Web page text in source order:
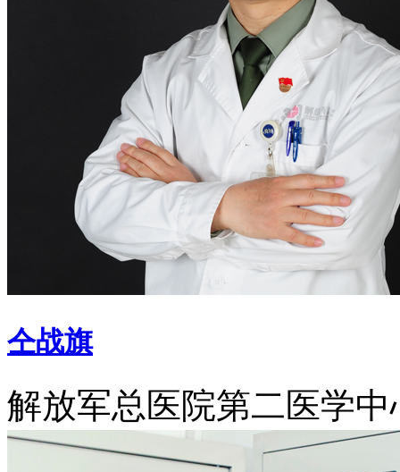
仝战旗
解放军总医院第二医学